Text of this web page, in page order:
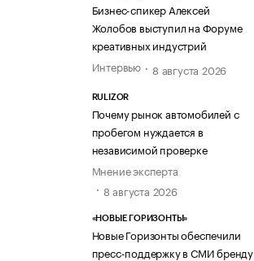
Бизнес-спикер Алексей
Жолобов выступил на Форуме
креативных индустрий
Интервью
8 августа 2026
RULIZOR
Почему рынок автомобилей с
пробегом нуждается в
независимой проверке
Мнение эксперта
8 августа 2026
«НОВЫЕ ГОРИЗОНТЫ»
Новые Горизонты обеспечили
пресс-поддержку в СМИ бренду